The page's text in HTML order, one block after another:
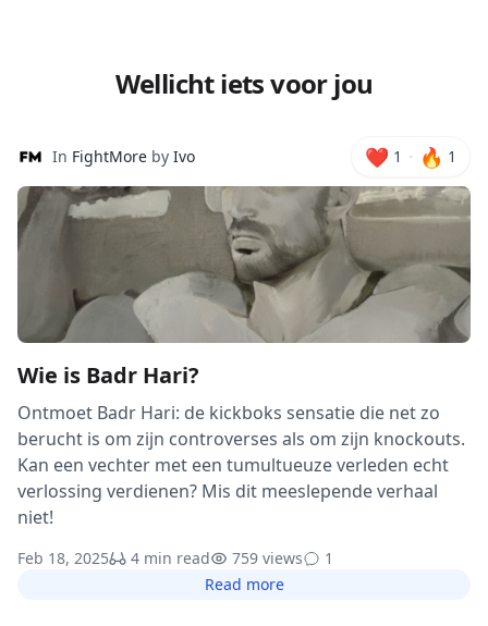
Wellicht iets voor jou
In FightMore by Ivo ❤️ 1 · 🔥 1
Wie is Badr Hari?
Ontmoet Badr Hari: de kickboks sensatie die net zo
berucht is om zijn controverses als om zijn knockouts.
Kan een vechter met een tumultueuze verleden echt
verlossing verdienen? Mis dit meeslepende verhaal
niet!
Feb 18, 2025 4 min read 759 views
1
Read more